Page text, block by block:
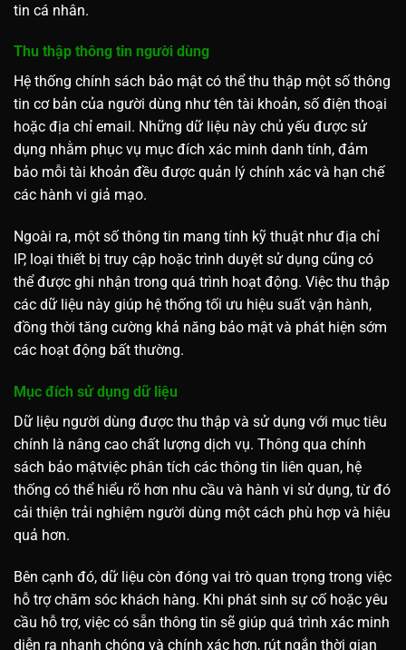
tin cá nhân.
Thu thập thông tin người dùng
Hệ thống chính sách bảo mật có thể thu thập một số thông
tin cơ bản của người dùng như tên tài khoản, số điện thoại
hoặc địa chỉ email. Những dữ liệu này chủ yếu được sử
dụng nhằm phục vụ mục đích xác minh danh tính, đảm
bảo mỗi tài khoản đều được quản lý chính xác và hạn chế
các hành vi giả mạo.
Ngoài ra, một số thông tin mang tính kỹ thuật như địa chỉ
IP, loại thiết bị truy cập hoặc trình duyệt sử dụng cũng có
thể được ghi nhận trong quá trình hoạt động. Việc thu thập
các dữ liệu này giúp hệ thống tối ưu hiệu suất vận hành,
đồng thời tăng cường khả năng bảo mật và phát hiện sớm
các hoạt động bất thường.
Mục đích sử dụng dữ liệu
Dữ liệu người dùng được thu thập và sử dụng với mục tiêu
chính là nâng cao chất lượng dịch vụ. Thông qua chính
sách bảo mậtviệc phân tích các thông tin liên quan, hệ
thống có thể hiểu rõ hơn nhu cầu và hành vi sử dụng, từ đó
cải thiện trải nghiệm người dùng một cách phù hợp và hiệu
quả hơn.
Bên cạnh đó, dữ liệu còn đóng vai trò quan trọng trong việc
hỗ trợ chăm sóc khách hàng. Khi phát sinh sự cố hoặc yêu
cầu hỗ trợ, việc có sẵn thông tin sẽ giúp quá trình xác minh
diễn ra nhanh chóng và chính xác hơn, rút ngắn thời gian